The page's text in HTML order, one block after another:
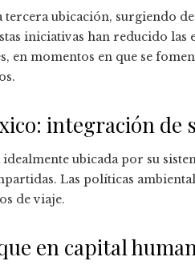
tercera ubicación, surgiendo
iniciativas han reducido
en momentos en que se
integración de
idealmente ubicada por su
Las políticas
de viaje.
en capital